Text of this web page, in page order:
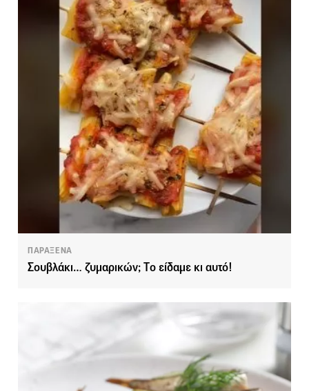
ΠΑΡΑΞΕΝΑ
Σουβλάκι… ζυμαρικών; Tο είδαμε κι αυτό!